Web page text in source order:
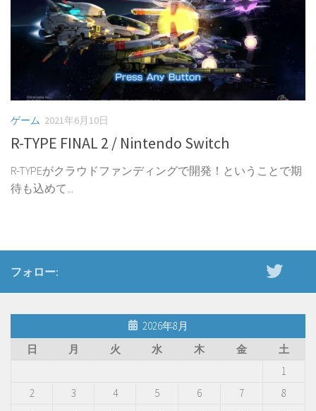
ゲーム 2021年6月10日
R-TYPE FINAL 2 / Nintendo Switch
R-TYPEがクラウドファンディングで開発！ということで期
待も込めて...
フォロー:
2026年8月
日
月 火 水 木 金
土
1
2
3 4 5 6 7
8